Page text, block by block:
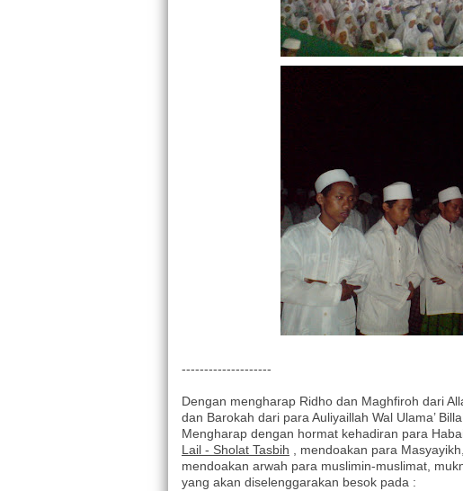
--------------------
Dengan mengharap Ridho dan Maghfiroh dari
dan Barokah dari para Auliyaillah Wal Ulama’
Mengharap dengan hormat kehadiran para
Lail - Sholat Tasbih , mendoakan para
mendoakan arwah para muslimin-muslimat,
yang akan diselenggarakan besok pada :